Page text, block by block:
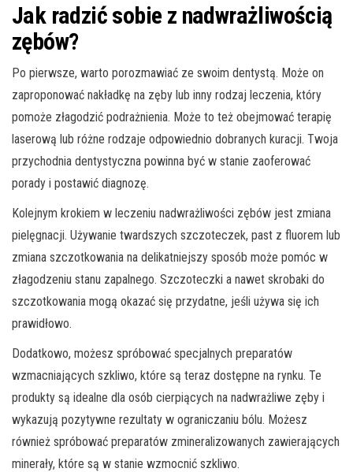
Jak radzić sobie z nadwrażliwością
zębów?
Po pierwsze, warto porozmawiać ze swoim dentystą. Może on
zaproponować nakładkę na zęby lub inny rodzaj leczenia, który
pomoże złagodzić podrażnienia. Może to też obejmować terapię
laserową lub różne rodzaje odpowiednio dobranych kuracji. Twoja
przychodnia dentystyczna powinna być w stanie zaoferować
porady i postawić diagnozę.
Kolejnym krokiem w leczeniu nadwrażliwości zębów jest zmiana
pielęgnacji. Używanie twardszych szczoteczek, past z fluorem lub
zmiana szczotkowania na delikatniejszy sposób może pomóc w
złagodzeniu stanu zapalnego. Szczoteczki a nawet skrobaki do
szczotkowania mogą okazać się przydatne, jeśli używa się ich
prawidłowo.
Dodatkowo, możesz spróbować specjalnych preparatów
wzmacniających szkliwo, które są teraz dostępne na rynku. Te
produkty są idealne dla osób cierpiących na nadwrażliwe zęby i
wykazują pozytywne rezultaty w ograniczaniu bólu. Możesz
również spróbować preparatów zmineralizowanych zawierających
minerały, które są w stanie wzmocnić szkliwo.